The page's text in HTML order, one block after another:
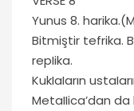
Yunus 8.
Bitmiştir tefrika.
repIika.
KukIaIarın
MetaIIica’dan da